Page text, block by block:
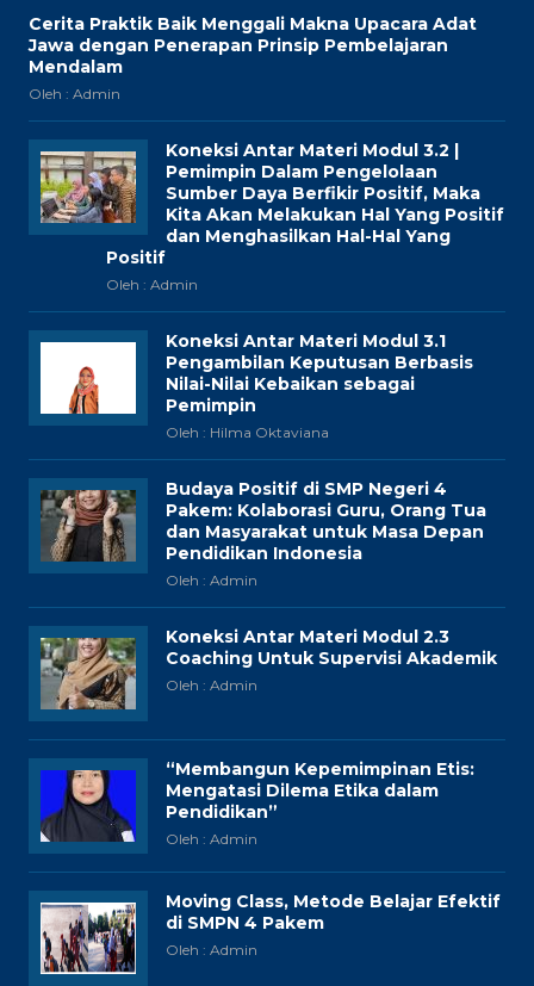
Cerita Praktik Baik Menggali Makna Upacara Adat
Jawa dengan Penerapan Prinsip Pembelajaran
Mendalam
Oleh : Admin
Koneksi Antar Materi Modul 3.2 |
Pemimpin Dalam Pengelolaan
Sumber Daya Berfikir Positif, Maka
Kita Akan Melakukan Hal Yang Positif
dan Menghasilkan Hal-Hal Yang
Positif
Oleh : Admin
Koneksi Antar Materi Modul 3.1
Pengambilan Keputusan Berbasis
Nilai-Nilai Kebaikan sebagai
Pemimpin
Oleh : Hilma Oktaviana
Budaya Positif di SMP Negeri 4
Pakem: Kolaborasi Guru, Orang Tua
dan Masyarakat untuk Masa Depan
Pendidikan Indonesia
Oleh : Admin
Koneksi Antar Materi Modul 2.3
Coaching Untuk Supervisi Akademik
Oleh : Admin
“Membangun Kepemimpinan Etis:
Mengatasi Dilema Etika dalam
Pendidikan”
Oleh : Admin
Moving Class, Metode Belajar Efektif
di SMPN 4 Pakem
Oleh : Admin